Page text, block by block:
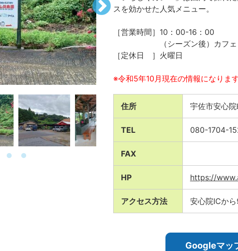
スを効かせた人気メニュー。
［営業時間］10：00-16：00
（シーズン後）カフェ：金
［定休日 ］火曜日
※令和5年10月現在の情報になります
住所 宇佐市安心
TEL 080-1704-
FAX
HP https://
アクセス方法 安心院ICか
Googleマッ